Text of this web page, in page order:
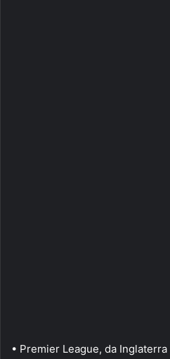
• Premier League, da Inglaterra